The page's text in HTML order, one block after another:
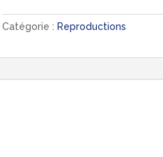
Galante
côté
demoiselle"
Catégorie : Reproductions